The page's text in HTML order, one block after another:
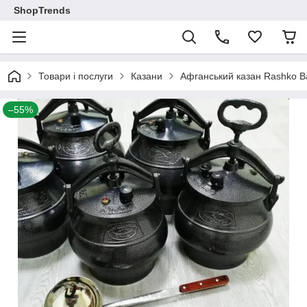
ShopTrends
Товари і послуги Казани Афганський казан Rashko
–55%